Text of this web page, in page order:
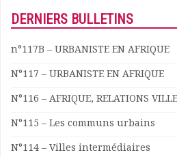
DERNIERS BULLETINS
n°117B – URBANISTE EN AFRIQUE
N°117 – URBANISTE EN AFRIQUE
N°116 – AFRIQUE, RELATIONS
N°115 – Les communs urbains
N°114 – Villes intermédiaires